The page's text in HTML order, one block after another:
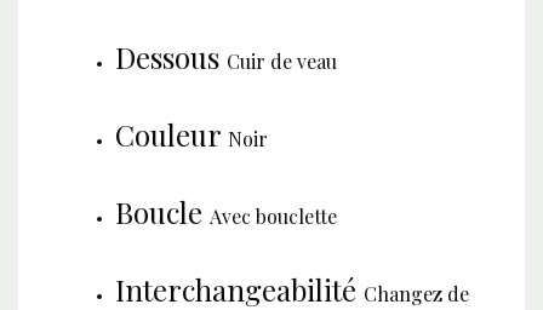
Dessous Cuir de veau
Couleur Noir
Boucle Avec bouclette
Interchangeabilité Changez de